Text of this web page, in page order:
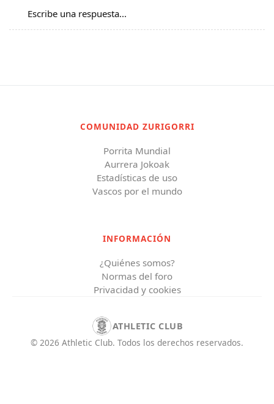
Escribe una respuesta...
COMUNIDAD ZURIGORRI
Porrita Mundial
Aurrera Jokoak
Estadísticas de uso
Vascos por el mundo
INFORMACIÓN
¿Quiénes somos?
Normas del foro
Privacidad y cookies
ATHLETIC CLUB
© 2026 Athletic Club. Todos los derechos reservados.